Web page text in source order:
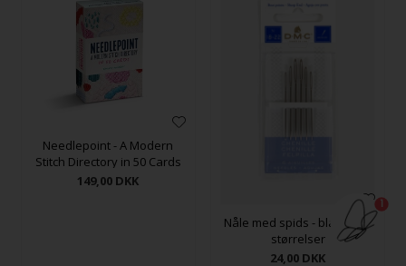
Needlepoint - A Modern
Stitch Directory in 50 Cards
149,00 DKK
Nåle med spids - blandede
størrelser
24,00 DKK
1